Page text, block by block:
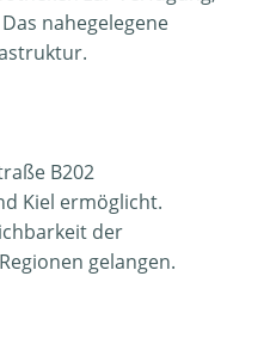
nahegelegene
B202
Kiel ermöglicht.
der
gelangen.